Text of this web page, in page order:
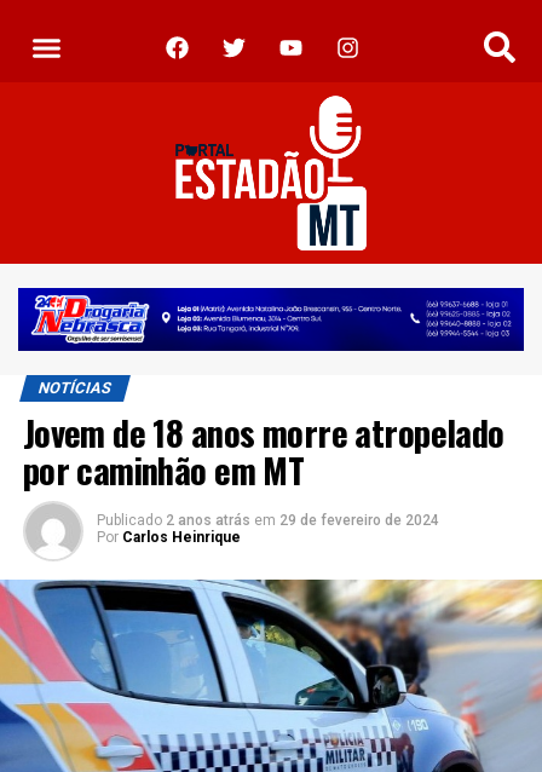
NOTÍCIAS
Jovem de 18 anos morre atropelado
por caminhão em MT
Publicado 2 anos atrás em 29 de fevereiro de 2024
Por Carlos Heinrique